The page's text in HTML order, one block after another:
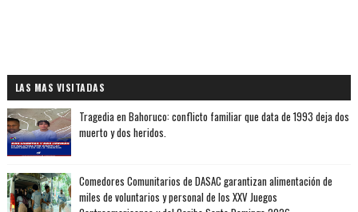
LAS MAS VISITADAS
Tragedia en Bahoruco: conflicto familiar que data de 1993 deja dos
muerto y dos heridos.
Comedores Comunitarios de DASAC garantizan alimentación de
miles de voluntarios y personal de los XXV Juegos